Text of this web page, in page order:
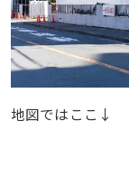
地図ではここ↓